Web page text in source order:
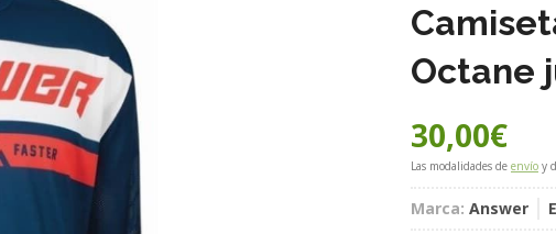
Octane
30,00€
Las modalidades de envío y
Marca: Answer